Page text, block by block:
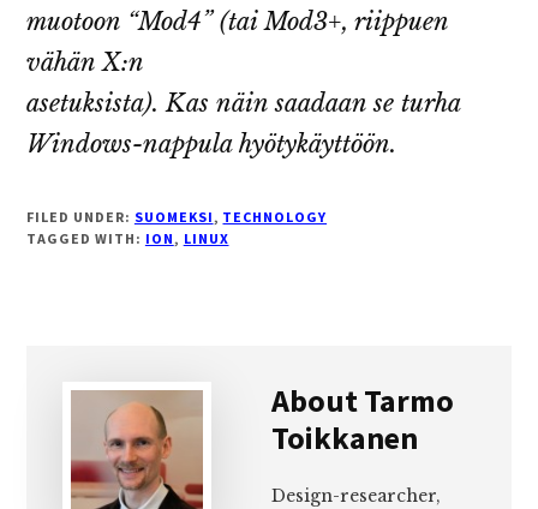
muotoon “Mod4” (tai Mod3+, riippuen
vähän X:n
asetuksista). Kas näin saadaan se turha
Windows-nappula hyötykäyttöön.
FILED UNDER: SUOMEKSI, TECHNOLOGY
TAGGED WITH: ION, LINUX
AboutTarmo
Toikkanen
Design-researcher,